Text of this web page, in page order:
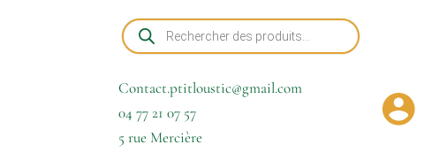
Recherche
de
produits
Contact.ptitloustic@gmail.com
04 77 21 07 57
5 rue Mercière